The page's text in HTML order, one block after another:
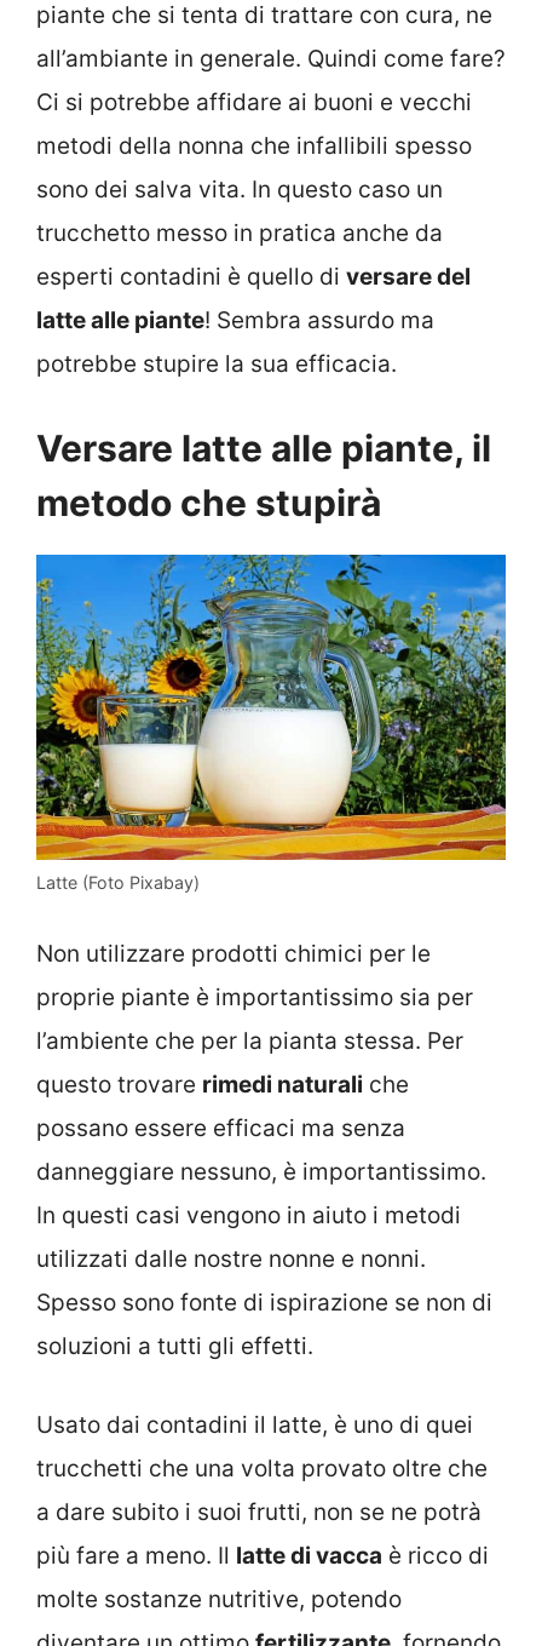
piante che si tenta di trattare con cura, ne
all’ambiante in generale. Quindi come fare?
Ci si potrebbe affidare ai buoni e vecchi
metodi della nonna che infallibili spesso
sono dei salva vita. In questo caso un
trucchetto messo in pratica anche da
esperti contadini è quello di versare del
latte alle piante! Sembra assurdo ma
potrebbe stupire la sua efficacia.
Versare latte alle piante, il
metodo che stupirà
Latte (Foto Pixabay)
Non utilizzare prodotti chimici per le
proprie piante è importantissimo sia per
l’ambiente che per la pianta stessa. Per
questo trovare rimedi naturali che
possano essere efficaci ma senza
danneggiare nessuno, è importantissimo.
In questi casi vengono in aiuto i metodi
utilizzati dalle nostre nonne e nonni.
Spesso sono fonte di ispirazione se non di
soluzioni a tutti gli effetti.
Usato dai contadini il latte, è uno di quei
trucchetti che una volta provato oltre che
a dare subito i suoi frutti, non se ne potrà
più fare a meno. Il latte di vacca è ricco di
molte sostanze nutritive, potendo